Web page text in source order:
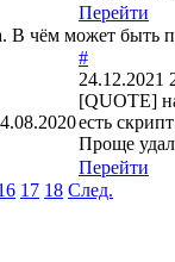
Перейти
В чём может быть
#
24.12.2021
[QUOTE]
есть
Проще
Перейти
17 18 След.